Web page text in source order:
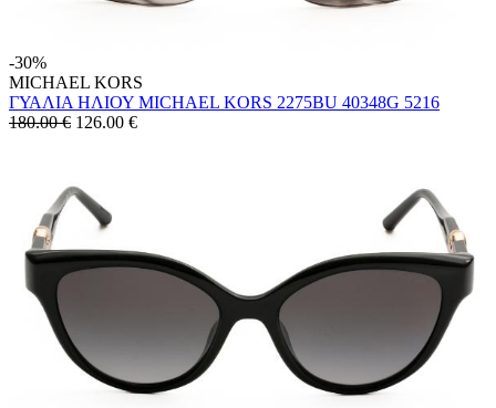
-30%
MICHAEL KORS
ΓΥΑΛΙΑ ΗΛΙΟΥ MICHAEL KORS 2275BU 40348G 5216
180.00 € 126.00 €